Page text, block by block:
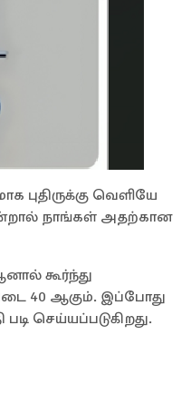
புதிருக்கு வெளியே
என்றால் நாங்கள் அதற்கான
கூர்ந்து
40 ஆகும். இப்போது
செய்யப்படுகிறது.